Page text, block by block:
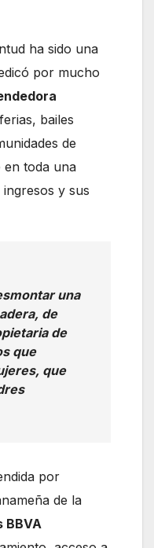
ha sido una
por mucho
bailes
de
en toda una
y sus
una
de
de
que
que
por
de la
BBVA